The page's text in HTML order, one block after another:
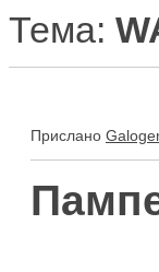
Тема:
Прислано